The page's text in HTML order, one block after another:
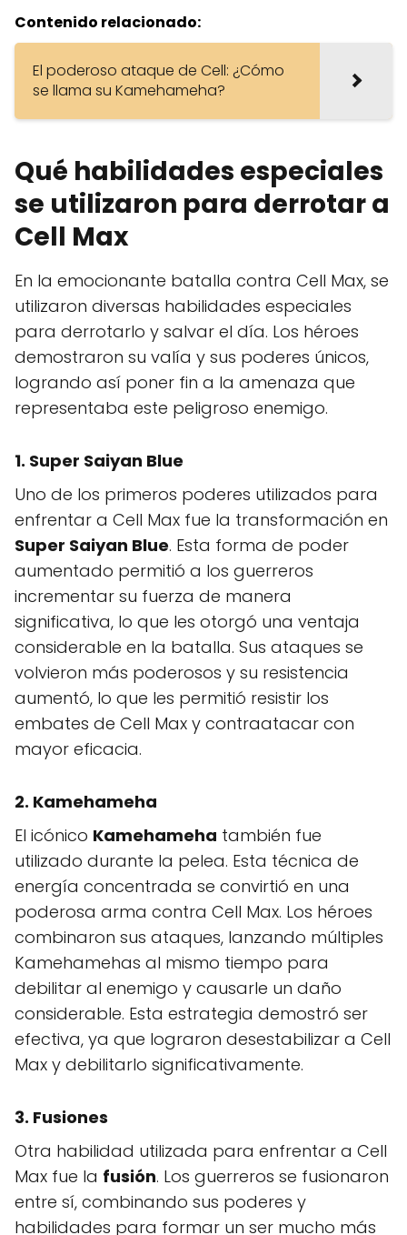
Contenido relacionado:
El poderoso ataque de Cell: ¿Cómo
se llama su Kamehameha?
Qué habilidades especiales
se utilizaron para derrotar a
Cell Max
En la emocionante batalla contra Cell Max, se
utilizaron diversas habilidades especiales
para derrotarlo y salvar el día. Los héroes
demostraron su valía y sus poderes únicos,
logrando así poner fin a la amenaza que
representaba este peligroso enemigo.
1. Super Saiyan Blue
Uno de los primeros poderes utilizados para
enfrentar a Cell Max fue la transformación en
Super Saiyan Blue. Esta forma de poder
aumentado permitió a los guerreros
incrementar su fuerza de manera
significativa, lo que les otorgó una ventaja
considerable en la batalla. Sus ataques se
volvieron más poderosos y su resistencia
aumentó, lo que les permitió resistir los
embates de Cell Max y contraatacar con
mayor eficacia.
2. Kamehameha
El icónico Kamehameha también fue
utilizado durante la pelea. Esta técnica de
energía concentrada se convirtió en una
poderosa arma contra Cell Max. Los héroes
combinaron sus ataques, lanzando múltiples
Kamehamehas al mismo tiempo para
debilitar al enemigo y causarle un daño
considerable. Esta estrategia demostró ser
efectiva, ya que lograron desestabilizar a Cell
Max y debilitarlo significativamente.
3. Fusiones
Otra habilidad utilizada para enfrentar a Cell
Max fue la fusión. Los guerreros se fusionaron
entre sí, combinando sus poderes y
habilidades para formar un ser mucho más